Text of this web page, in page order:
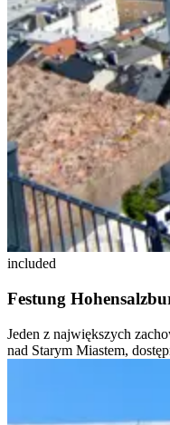
included
Festung
Jeden z największych
nad Starym Miastem,